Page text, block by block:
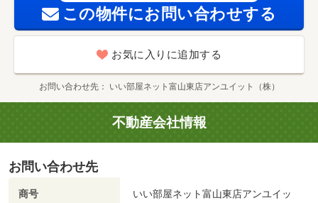
この物件にお問い合わせする
お気に入りに追加する
お問い合わせ先 いい部屋ネット富山東店アンユイット（株）
不動産会社情報
お問い合わせ先
商号
いい部屋ネット富山東店アンユイッ